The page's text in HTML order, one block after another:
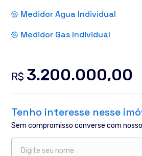
Medidor Agua Individual
Medidor Gas Individual
R$ 3.200.000,00
Tenho interesse nesse
Sem compromisso converse com